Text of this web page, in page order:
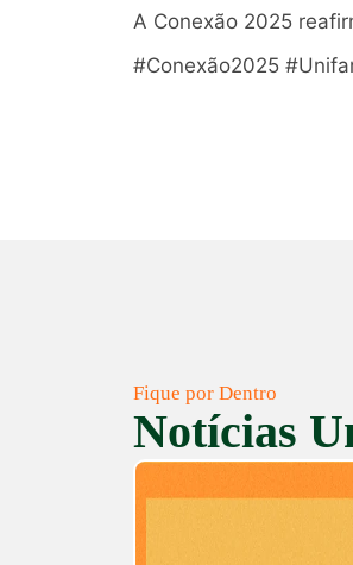
A Conexão 2025
#Conexão2025
Fique por Dentro
Notícias